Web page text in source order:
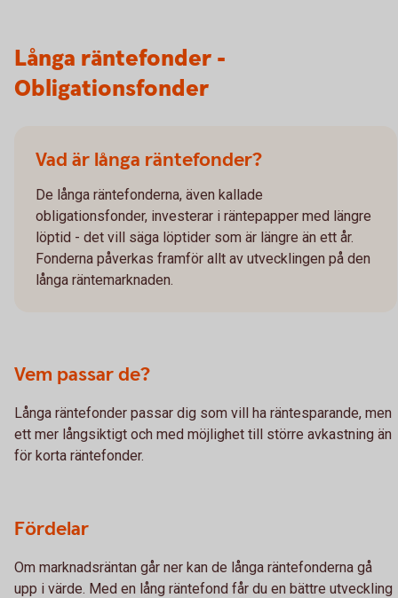
Långa räntefonder -
Obligationsfonder
Vad är långa räntefonder?
De långa räntefonderna, även kallade
obligationsfonder, investerar i räntepapper med längre
löptid - det vill säga löptider som är längre än ett år.
Fonderna påverkas framför allt av utvecklingen på den
långa räntemarknaden.
Vem passar de?
Långa räntefonder passar dig som vill ha räntesparande, men
ett mer långsiktigt och med möjlighet till större avkastning än
för korta räntefonder.
Fördelar
Om marknadsräntan går ner kan de långa räntefonderna gå
upp i värde. Med en lång räntefond får du en bättre utveckling